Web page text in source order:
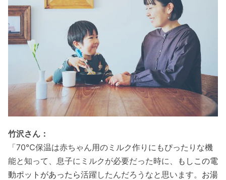
竹沢さん：
「70℃保温は赤ちゃん用のミルク作りにもぴったりな機
能と知って、息子にミルクが必要だった時に、
もしこの電
動ポットがあったら活躍したんだろうなと思います。 お湯